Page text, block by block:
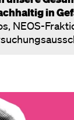
in
NEOS-